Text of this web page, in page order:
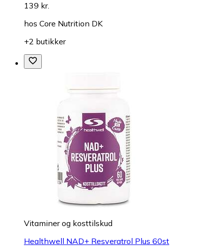
139 kr.
hos Core Nutrition DK
+2 butikker
Vitaminer og kosttilskud
Healthwell NAD+ Resveratrol Plus 60st